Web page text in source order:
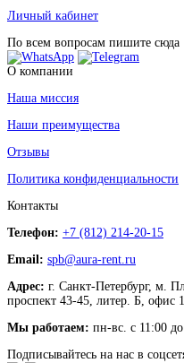
Личный кабинет
По всем вопросам пишите сюда
О компании
Наша миссия
Наши преимущества
Отзывы
Политика конфиденциальности
Контакты
Телефон: +7 (812) 214-20-15
Email: spb@aura-rent.ru
Адрес: г. Санкт-Петербург, м.
проспект 43-45, литер. Б, офис
Мы работаем: пн-вс. с 11:00
Подписывайтесь на нас в